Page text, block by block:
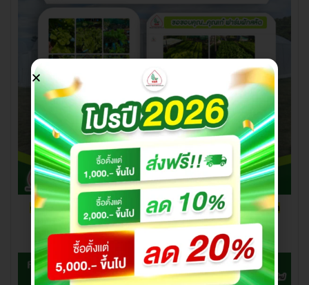
คุณ เก๋ ฟาร์มผักสลัด ขอบคุณที่อุดหนุน แสลน และ พลาสติก
โรงเรือนไปทำ โรงเรือนปลูกผัก นะคะ